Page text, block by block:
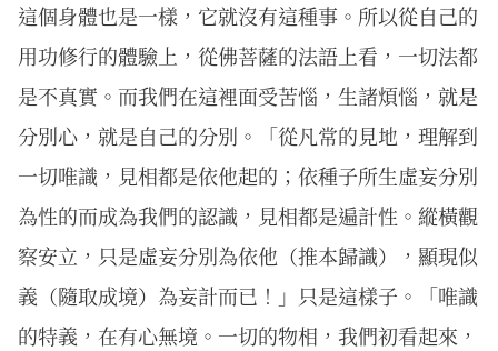
這個身體也是一樣，它就沒有這種事。所以從自己的
用功修行的體驗上，從佛菩薩的法語上看，一切法都
是不真實。而我們在這裡面受苦惱，生諸煩惱，就是
分別心，就是自己的分別。「從凡常的見地，理解到
一切唯識，見相都是依他起的；依種子所生虛妄分別
為性的而成為我們的認識，見相都是遍計性。縱橫觀
察安立，只是虛妄分別為依他（推本歸識），顯現似
義（隨取成境）為妄計而已！」只是這樣子。「唯識
的特義，在有心無境。一切的物相，我們初看起來，